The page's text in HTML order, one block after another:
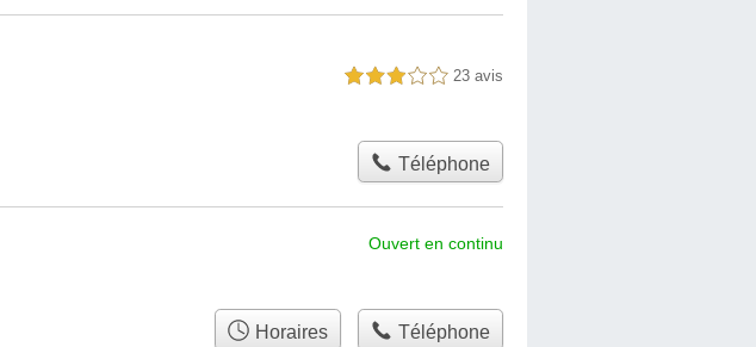
3,0 étoiles sur 5 23 avis
Téléphone
Ouvert en continu
Horaires Téléphone